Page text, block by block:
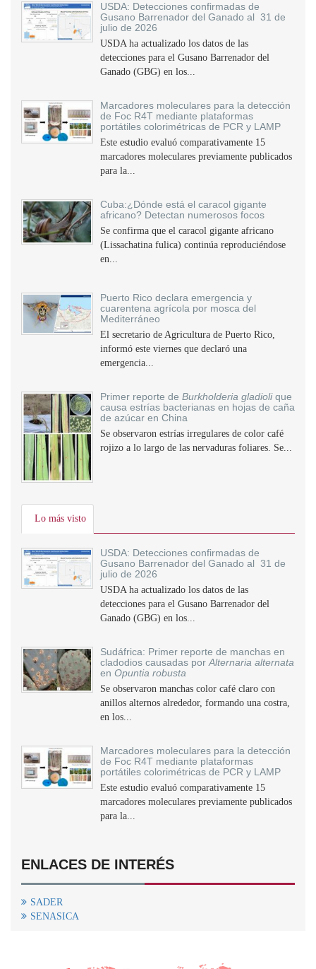
USDA: Detecciones confirmadas de
Gusano Barrenador del Ganado al 31 de
julio de 2026
USDA ha actualizado los datos de las
detecciones para el Gusano Barrenador del
Ganado (GBG) en los...
Marcadores moleculares para la detección
de Foc R4T mediante plataformas
portátiles colorimétricas de PCR y LAMP
Este estudio evaluó comparativamente 15
marcadores moleculares previamente publicados
para la...
Cuba:¿Dónde está el caracol gigante
africano? Detectan numerosos focos
Se confirma que el caracol gigante africano
(Lissachatina fulica) continúa reproduciéndose
en...
Puerto Rico declara emergencia y
cuarentena agrícola por mosca del
Mediterráneo
El secretario de Agricultura de Puerto Rico,
informó este viernes que declaró una
emergencia...
Primer reporte de Burkholderia gladiolique
causa estrías bacterianas en hojas de caña
de azúcar en China
Se observaron estrías irregulares de color café
rojizo a lo largo de las nervaduras foliares. Se...
Lo más visto
USDA: Detecciones confirmadas de
Gusano Barrenador del Ganado al 31 de
julio de 2026
USDA ha actualizado los datos de las
detecciones para el Gusano Barrenador del
Ganado (GBG) en los...
Sudáfrica: Primer reporte de manchas en
cladodios causadas por Alternaria alternata
en Opuntia robusta
Se observaron manchas color café claro con
anillos alternos alrededor, formando una costra,
en los...
Marcadores moleculares para la detección
de Foc R4T mediante plataformas
portátiles colorimétricas de PCR y LAMP
Este estudio evaluó comparativamente 15
marcadores moleculares previamente publicados
para la...
ENLACES DE INTERÉS
SADER
SENASICA